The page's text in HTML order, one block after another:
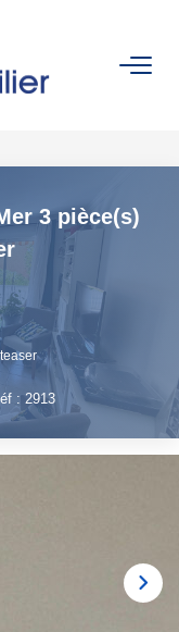
3 pièce(s)
: 2913